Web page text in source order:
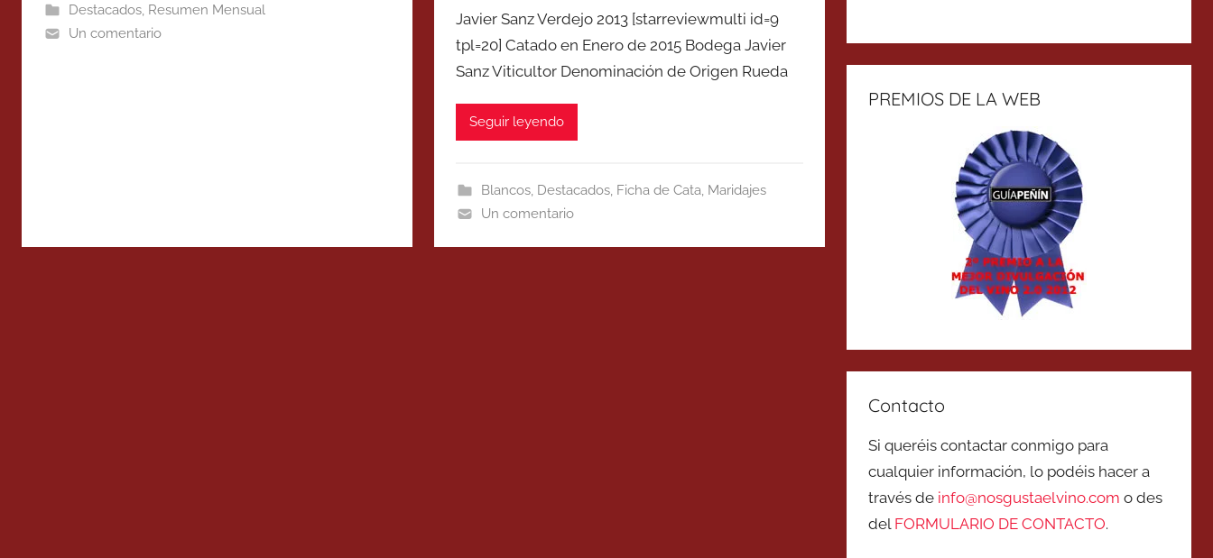
Destacados, Resumen Mensual
Un comentario
Javier Sanz Verdejo 2013 [starreviewmulti id=9
tpl=20] Catado en Enero de 2015 Bodega Javier
Sanz Viticultor Denominación de Origen Rueda
Seguir leyendo
Blancos, Destacados, Ficha de Cata, Maridajes
Un comentario
PREMIOS DE LA WEB
Contacto
Si queréis contactar conmigo para
cualquier información, lo podéis hacer a
través de info@nosgustaelvino.com o des
del FORMULARIO DE CONTACTO.